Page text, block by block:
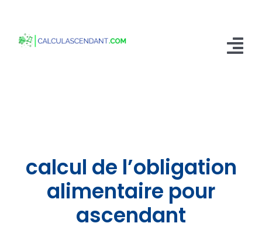
contenu
Contactez-nous
calcul de l’obligation
alimentaire pour
ascendant